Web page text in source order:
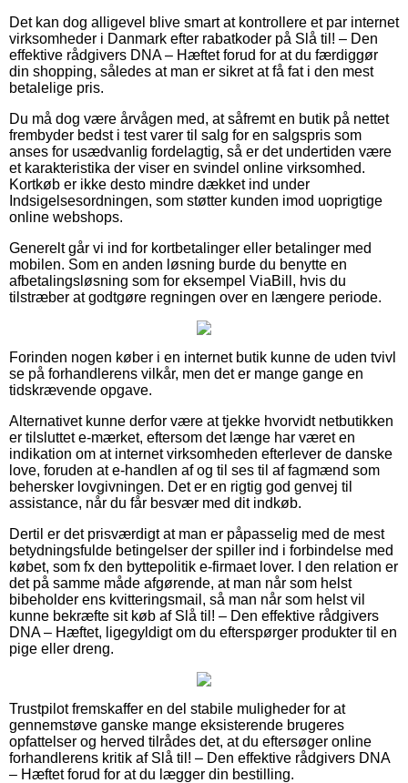
Det kan dog alligevel blive smart at kontrollere et par internet
virksomheder i Danmark efter rabatkoder på Slå til! – Den
effektive rådgivers DNA – Hæftet forud for at du færdiggør
din shopping, således at man er sikret at få fat i den mest
betalelige pris.
Du må dog være årvågen med, at såfremt en butik på nettet
frembyder bedst i test varer til salg for en salgspris som
anses for usædvanlig fordelagtig, så er det undertiden være
et karakteristika der viser en svindel online virksomhed.
Kortkøb er ikke desto mindre dækket ind under
Indsigelsesordningen, som støtter kunden imod uoprigtige
online webshops.
Generelt går vi ind for kortbetalinger eller betalinger med
mobilen. Som en anden løsning burde du benytte en
afbetalingsløsning som for eksempel ViaBill, hvis du
tilstræber at godtgøre regningen over en længere periode.
Forinden nogen køber i en internet butik kunne de uden tvivl
se på forhandlerens vilkår, men det er mange gange en
tidskrævende opgave.
Alternativet kunne derfor være at tjekke hvorvidt netbutikken
er tilsluttet e-mærket, eftersom det længe har været en
indikation om at internet virksomheden efterlever de danske
love, foruden at e-handlen af og til ses til af fagmænd som
behersker lovgivningen. Det er en rigtig god genvej til
assistance, når du får besvær med dit indkøb.
Dertil er det prisværdigt at man er påpasselig med de mest
betydningsfulde betingelser der spiller ind i forbindelse med
købet, som fx den byttepolitik e-firmaet lover. I den relation er
det på samme måde afgørende, at man når som helst
bibeholder ens kvitteringsmail, så man når som helst vil
kunne bekræfte sit køb af Slå til! – Den effektive rådgivers
DNA – Hæftet, ligegyldigt om du efterspørger produkter til en
pige eller dreng.
Trustpilot fremskaffer en del stabile muligheder for at
gennemstøve ganske mange eksisterende brugeres
opfattelser og herved tilrådes det, at du eftersøger online
forhandlerens kritik af Slå til! – Den effektive rådgivers DNA
– Hæftet forud for at du lægger din bestilling.